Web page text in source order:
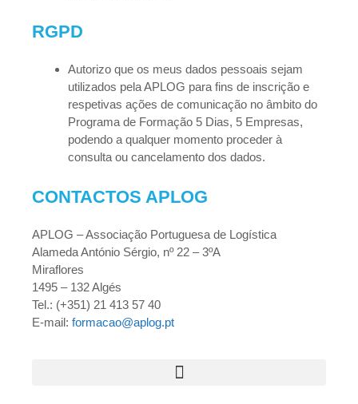
RGPD
Autorizo que os meus dados pessoais sejam
utilizados pela APLOG para fins de inscrição e
respetivas ações de comunicação no âmbito do
Programa de Formação 5 Dias, 5 Empresas,
podendo a qualquer momento proceder à
consulta ou cancelamento dos dados.
CONTACTOS APLOG
APLOG – Associação Portuguesa de Logística
Alameda António Sérgio, nº 22 – 3ºA
Miraflores
1495 – 132 Algés
Tel.: (+351) 21 413 57 40
E-mail: formacao@aplog.pt